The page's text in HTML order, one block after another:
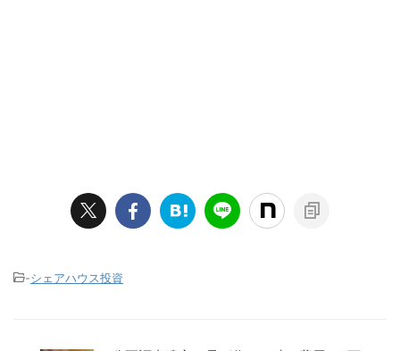
-シェアハウス投資